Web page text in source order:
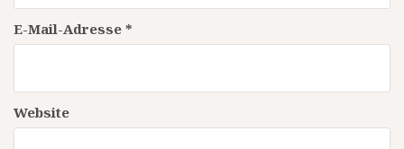
E-Mail-Adresse *
Website